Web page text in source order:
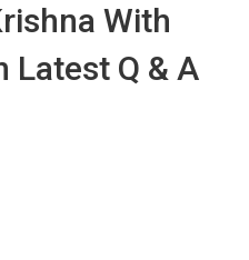
With
Latest Q & A